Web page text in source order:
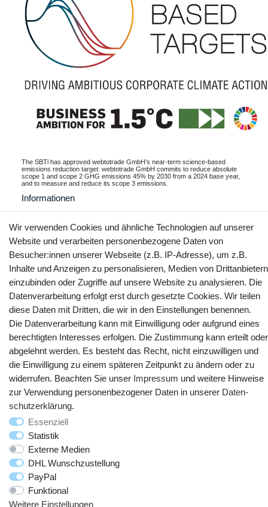
The SBTi has approved webtotrade GmbH’s near-term science-based
emissions reduction target: webtotrade GmbH commits to reduce absolute
scope 1 and scope 2 GHG emissions 45% by 2030 from a 2024 base year,
and to measure and reduce its scope 3 emissions.
Informationen
Vertrag widerrufen Kontakt
YouTube Facebook Instagram
© Copyright 2025 webtotrade GmbH. Alle Rechte vorbehalten.
Wir verwenden Cookies und ähnliche Technologien auf unserer
Website und verarbeiten personenbezogene Daten von
Besucher:innen unserer Webseite (z.B. IP-Adresse), um z.B.
Inhalte und Anzeigen zu personalisieren, Medien von Drittanbietern
einzubinden oder Zugriffe auf unsere Website zu analysieren. Die
Datenverarbeitung erfolgt erst durch gesetzte Cookies. Wir teilen
diese Daten mit Dritten, die wir in den Einstellungen benennen.
Die Datenverarbeitung kann mit Einwilligung oder aufgrund eines
berechtigten Interesses erfolgen. Die Zustimmung kann erteilt oder
abgelehnt werden. Es besteht das Recht, nicht einzuwilligen und
die Einwilligung zu einem späteren Zeitpunkt zu ändern oder zu
widerrufen. Beachten Sie unser Impressum und weitere Hinweise
zur Verwendung personenbezogener Daten in unserer Daten­
schutz­erklärung.
Essenziell
Statistik
Externe Medien
DHL Wunschzustellung
PayPal
Funktional
Weitere Einstellungen